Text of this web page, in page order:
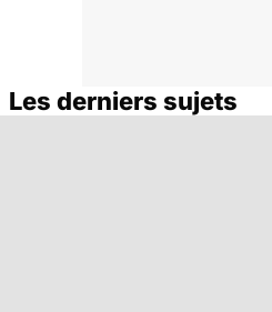
Les derniers sujets